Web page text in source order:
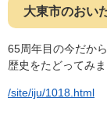
大東市のおい
65周年目の今だか
歴史をたどってみま
/site/iju/1018.html